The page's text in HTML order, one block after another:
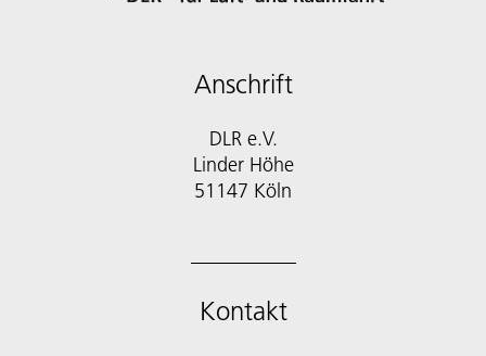
Anschrift
DLR e.V.
Linder Höhe
51147 Köln
Kontakt